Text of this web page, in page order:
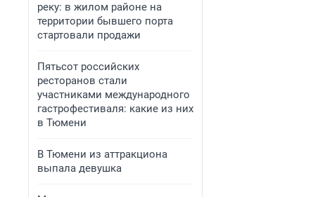
реку: в жилом районе на
территории бывшего порта
стартовали продажи
Пятьсот российских
ресторанов стали
участниками международного
гастрофестиваля: какие из них
в Тюмени
В Тюмени из аттракциона
выпала девушка